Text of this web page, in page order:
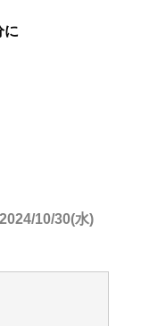
に
2024/10/30(水)